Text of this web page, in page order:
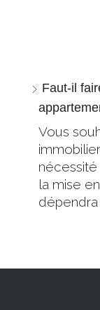
Faut-il
Vous
la mise